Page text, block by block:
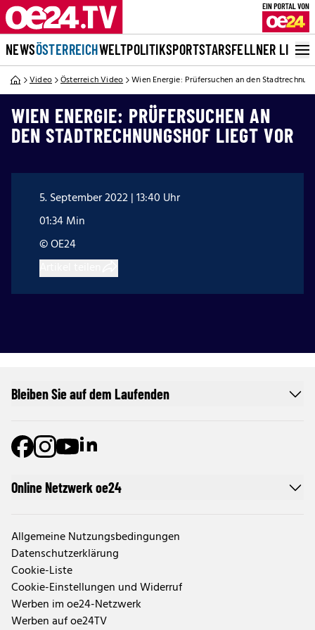
NEWSÖSTERREICHWELTPOLITIKSPORTSTARSFELLNER LIVE
Video Österreich Video Wien Energie: Prüfersuchen an den
WIEN ENERGIE: PRÜFERSUCHEN AN
DEN STADTRECHNUNGSHOF LIEGT VOR
5. September 2022 | 13:40 Uhr
01:34 Min
© OE24
Online Netzwerk oe24
Allgemeine Nutzungsbedingungen
Datenschutzerklärung
Cookie-Liste
Cookie-Einstellungen und Widerruf
Werben im oe24-Netzwerk
Werben auf oe24TV
Bleiben Sie auf dem Laufenden